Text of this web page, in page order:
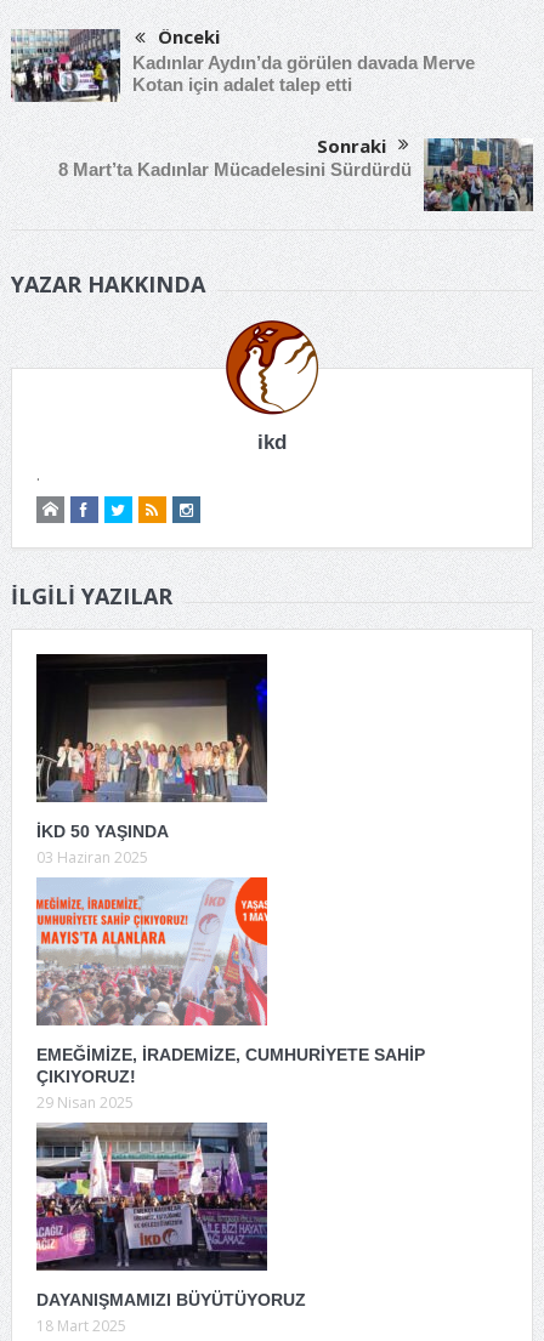
Önceki
Kadınlar Aydın’da görülen davada Merve
Kotan için adalet talep etti
Sonraki
8 Mart’ta Kadınlar Mücadelesini Sürdürdü
YAZAR HAKKINDA
ikd
.
İLGILI YAZILAR
İKD 50 YAŞINDA
03 Haziran 2025
EMEĞİMİZE, İRADEMİZE, CUMHURİYETE SAHİP
ÇIKIYORUZ!
29 Nisan 2025
DAYANIŞMAMIZI BÜYÜTÜYORUZ
18 Mart 2025